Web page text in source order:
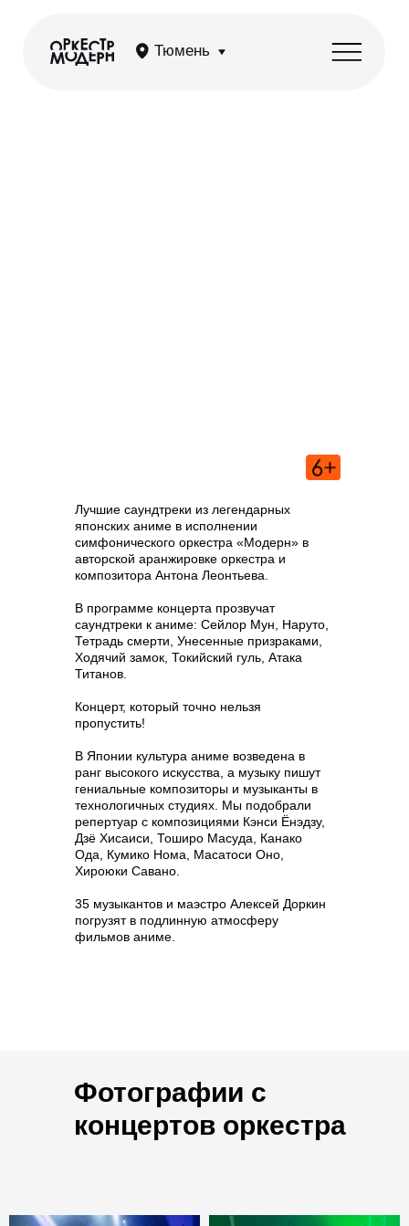
Лучшие саундтреки из легендарных
японских аниме в исполнении
симфонического оркестра «Модерн» в
авторской аранжировке оркестра и
композитора Антона Леонтьева.
В программе концерта прозвучат
саундтреки к аниме: Сейлор Мун, Наруто,
Тетрадь смерти, Унесенные призраками,
Ходячий замок, Токийский гуль, Атака
Титанов.
Концерт, который точно нельзя
пропустить!
В Японии культура аниме возведена в
ранг высокого искусства, а музыку пишут
гениальные композиторы и музыканты в
технологичных студиях. Мы подобрали
репертуар с композициями Кэнси Ёнэдзу,
Дзё Хисаиси, Тоширо Масуда, Канако
Ода, Кумико Нома, Масатоси Оно,
Хироюки Савано.
35 музыкантов и маэстро Алексей Доркин
погрузят в подлинную атмосферу
фильмов аниме.
Фотографии с
концертов оркестра